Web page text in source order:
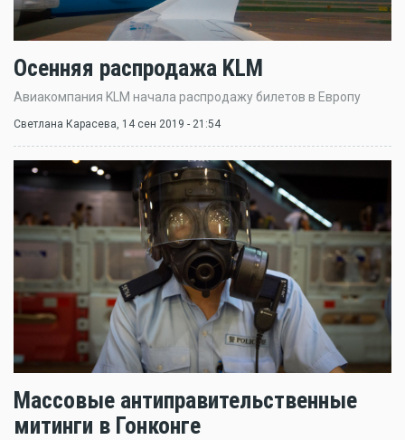
Осенняя распродажа KLM
Авиакомпания KLM начала распродажу билетов в Европу
Светлана Карасева, 14 сен 2019 - 21:54
Массовые антиправительственные
митинги в Гонконге